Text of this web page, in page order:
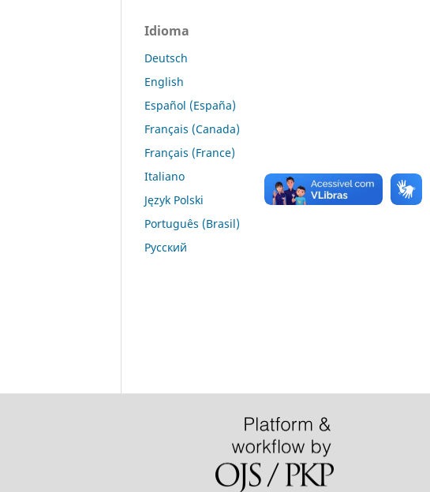
Idioma
Deutsch
English
Español (España)
Français (Canada)
Français (France)
Italiano
Język Polski
Português (Brasil)
Русский